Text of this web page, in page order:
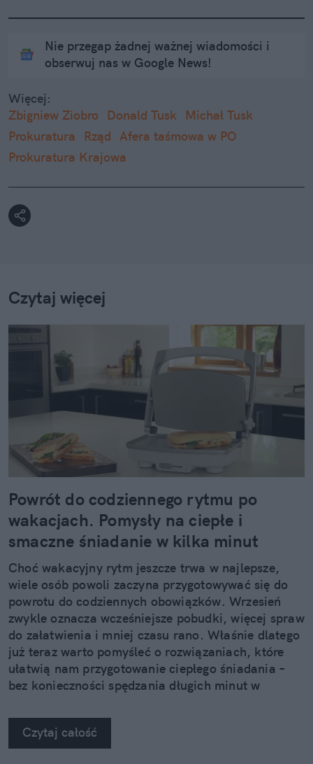
Nie przegap żadnej ważnej wiadomości i
obserwuj nas w Google News!
Więcej:
Zbigniew Ziobro
Donald Tusk
Michał Tusk
Prokuratura
Rząd Afera taśmowa w PO
Prokuratura Krajowa
Czytaj więcej
Powrót do codziennego rytmu po
wakacjach. Pomysły na ciepłe i
smaczne śniadanie w kilka minut
Choć wakacyjny rytm jeszcze trwa w najlepsze,
wiele osób powoli zaczyna przygotowywać się do
powrotu do codziennych obowiązków. Wrzesień
zwykle oznacza wcześniejsze pobudki, więcej spraw
do załatwienia i mniej czasu rano. Właśnie dlatego
już teraz warto pomyśleć o rozwiązaniach, które
ułatwią nam przygotowanie ciepłego śniadania –
bez konieczności spędzania długich minut w
Czytaj całość